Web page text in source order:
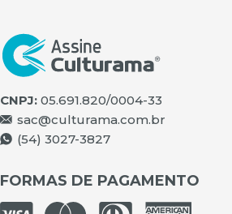
CNPJ: 05.691.820/0004-33
sac@culturama.com.br
(54) 3027-3827
FORMAS DE PAGAMENTO